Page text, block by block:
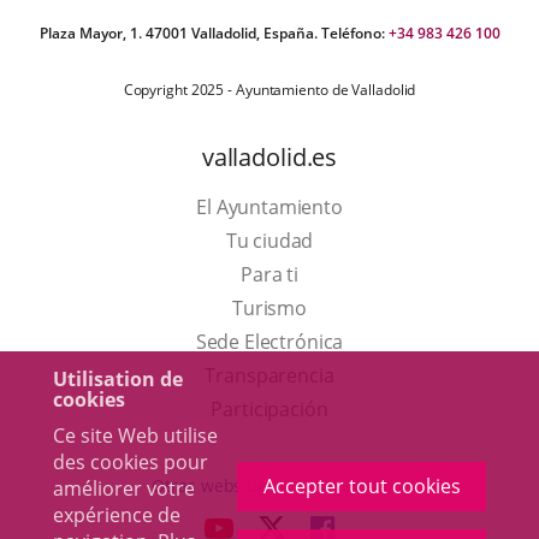
Utilisation de
cookies
Ce site Web utilise
des cookies pour
améliorer votre
expérience de
Accepter tout cookies
Plaza Mayor, 1. 47001 Valladolid, España. Teléfono:+34 983 426 100
Copyright 2025 - Ayuntamiento de Valladolid
valladolid.es
El Ayuntamiento
Tu ciudad
Para ti
TurismoEste
enlace
una
ventana
Sede Electrónica
externa.
Otras webs del ayuntamiento
ENLACEENLACEENLACE